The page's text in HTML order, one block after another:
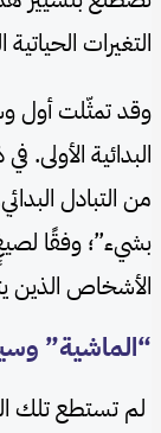
التغيرات
وقد تمثّلت أول
البدائية
من التبادل
بشيء”؛ وفقًا
الأشخاص الذين
“الماشية”
لم تستطع تلك